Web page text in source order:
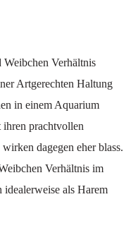
Verhältnis
Artgerechten Haltung
in einem Aquarium
ihren prachtvollen
dagegen eher blass.
Verhältnis im
als Harem